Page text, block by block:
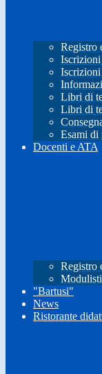
Registro
Libri di
Libri di
Esami di
Docenti e ATA
Registro
"Bartusi"
News
Ristorante